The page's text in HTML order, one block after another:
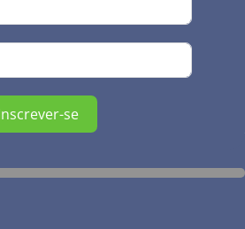
se